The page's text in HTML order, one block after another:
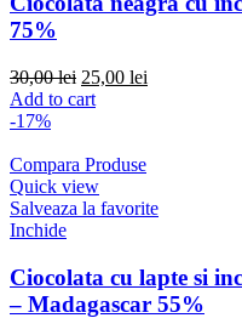
75%
30,00lei Original
price
25,00 lei
Add to cart
-17%
Compara Produse
Quick view
Salveaza la favorite
Inchide
Ciocolata cu lapte si
– Madagascar 55%